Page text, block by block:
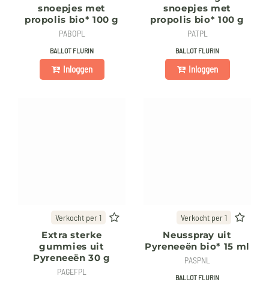
snoepjes met
propolis bio* 100 g
PABOPL
BALLOT FLURIN
Inloggen
snoepjes met
propolis bio* 100 g
PATPL
BALLOT FLURIN
Inloggen
Verkocht per 1
Extra sterke
gummies uit
Pyreneeën 30 g
PAGEFPL
Verkocht per 1
Neusspray uit
Pyreneeën bio* 15 ml
PASPNL
BALLOT FLURIN